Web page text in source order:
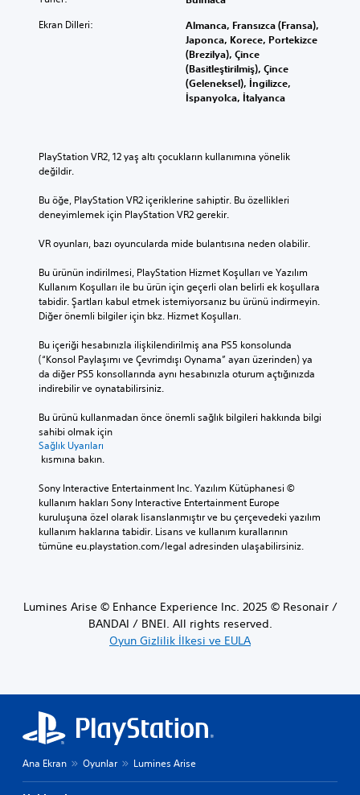
Ekran Dilleri:
Almanca, Fransızca (Fransa),
Japonca, Korece, Portekizce
(Brezilya), Çince
(Basitleştirilmiş), Çince
(Geleneksel), İngilizce,
İspanyolca, İtalyanca
PlayStation VR2, 12 yaş altı çocukların kullanımına yönelik
değildir.
Bu öğe, PlayStation VR2 içeriklerine sahiptir. Bu özellikleri
deneyimlemek için PlayStation VR2 gerekir.
VR oyunları, bazı oyuncularda mide bulantısına neden olabilir.
Bu ürünün indirilmesi, PlayStation Hizmet Koşulları ve Yazılım
Kullanım Koşulları ile bu ürün için geçerli olan belirli ek koşullara
tabidir. Şartları kabul etmek istemiyorsanız bu ürünü indirmeyin.
Diğer önemli bilgiler için bkz. Hizmet Koşulları.
Bu içeriği hesabınızla ilişkilendirilmiş ana PS5 konsolunda
(“Konsol Paylaşımı ve Çevrimdışı Oynama” ayarı üzerinden) ya
da diğer PS5 konsollarında aynı hesabınızla oturum açtığınızda
indirebilir ve oynatabilirsiniz.
Bu ürünü kullanmadan önce önemli sağlık bilgileri hakkında bilgi
sahibi olmak için
Sağlık Uyarıları
kısmına bakın.
Sony Interactive Entertainment Inc. Yazılım Kütüphanesi ©
kullanım hakları Sony Interactive Entertainment Europe
kuruluşuna özel olarak lisanslanmıştır ve bu çerçevedeki yazılım
kullanım haklarına tabidir. Lisans ve kullanım kurallarının
tümüne eu.playstation.com/legal adresinden ulaşabilirsiniz.
Lumines Arise © Enhance Experience Inc. 2025 © Resonair /
BANDAI / BNEI. All rights reserved.
Oyun Gizlilik İlkesi ve EULA
Ana Ekran Oyunlar Lumines Arise